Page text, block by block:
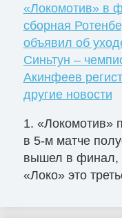
«Локомотив» в
сборная
объявил об
Синьтун –
Акинфеев
другие новости
1. «Локомотив»
в 5-м матче
вышел в финал,
«Локо» это